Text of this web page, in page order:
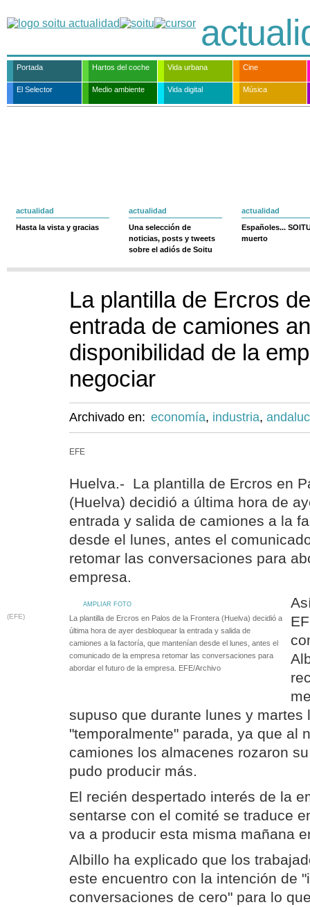
Portada Hartos del coche Vida urbana Cine
El Selector Medio ambiente Vida digital Música
actualidad
Hasta la vista y gracias
actualidad
Una selección de
noticias, posts y tweets
sobre el adiós de Soitu
actualidad
Españoles...
muerto
La plantilla de Ercros
entrada de camiones
disponibilidad de la
negociar
Archivado en: economía, industria,
EFE
Huelva.- La plantilla de Ercros en
(Huelva) decidió a última hora de
entrada y salida de camiones a la
desde el lunes, antes el
retomar las conversaciones para
empresa.
AMPLIAR FOTO
(EFE)
La plantilla de Ercros en Palos de la Frontera (Huelva) decidió a
última hora de ayer desbloquear la entrada y salida de
camiones a la factoría, que mantenían desde el lunes, antes el
comunicado de la empresa retomar las conversaciones para
abordar el futuro de la empresa. EFE/Archivo
supuso que durante lunes y martes
"temporalmente" parada, ya que al
camiones los almacenes rozaron
pudo producir más.
El recién despertado interés de la
sentarse con el comité se traduce
va a producir esta misma mañana
Albillo ha explicado que los
este encuentro con la intención de
conversaciones de cero" para lo